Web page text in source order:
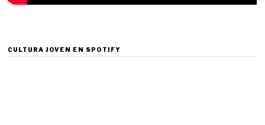
CULTURA JOVEN EN SPOTIFY